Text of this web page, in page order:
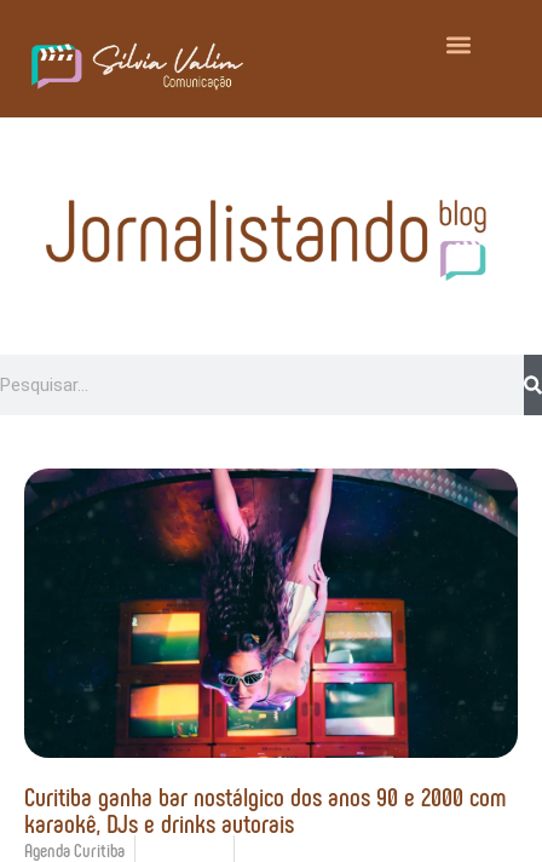
Curitiba ganha bar nostálgico dos anos 90 e 2000 com
karaokê, DJs e drinks autorais
Agenda Curitiba